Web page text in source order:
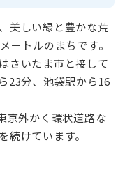
美しい緑と豊かな荒
ートルのまちです。
さいたま市と接して
23分、池袋駅から16
京外かく環状道路な
続けています。